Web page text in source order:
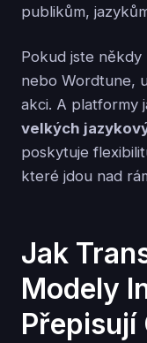
publikům,
Pokud jste někdy
nebo Wordtune,
akci. A platformy
velkých
poskytuje
které jdou nad
Jak
Modely
Přepisují